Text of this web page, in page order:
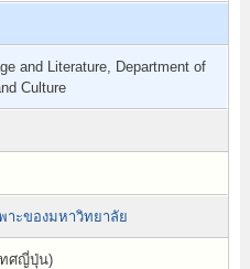
and Literature, Department of
Culture
าะของมหาวิทยาลัย
ทศญี่ปุ่น)